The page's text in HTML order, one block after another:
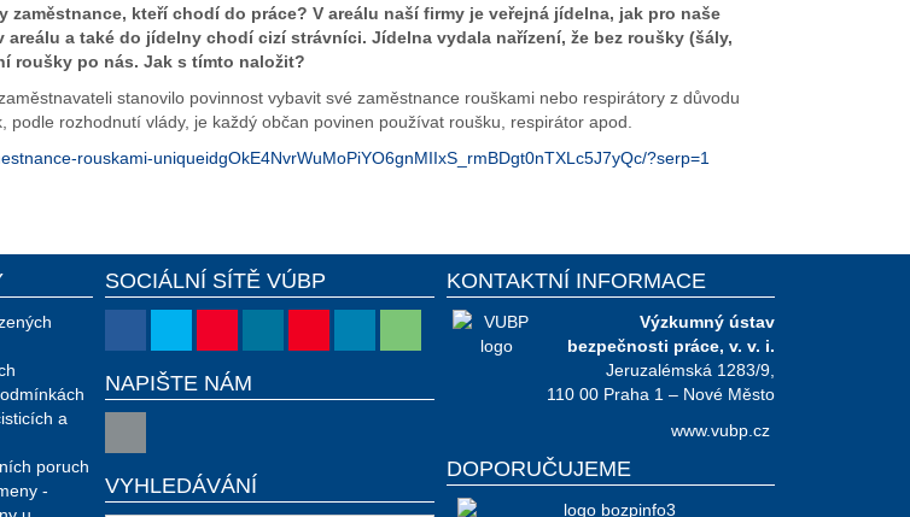
kteří chodí do práce? V areálu naší firmy je veřejná jídelna, jak pro naše
a také do jídelny chodí cizí strávníci. Jídelna vydala nařízení, že bez roušky (šály,
roušky po nás. Jak s tímto naložit?
stanovilo povinnost vybavit své zaměstnance rouškami nebo respirátory z důvodu
rozhodnutí vlády, je každý občan povinen používat roušku, respirátor apod.
rouskami-uniqueidgOkE4NvrWuMoPiYO6gnMIIxS_rmBDgt0nTXLc5J7yQc/?serp=1
a
poruch
-
SOCIÁLNÍ SÍTĚ VÚBP
NAPIŠTE NÁM
VYHLEDÁVÁNÍ
KONTAKTNÍ INFORMACE
Výzkumný ústav
bezpečnosti práce, v. v. i.
Jeruzalémská 1283/9,
110 00 Praha 1 – Nové Město
www.vubp.cz
DOPORUČUJEME